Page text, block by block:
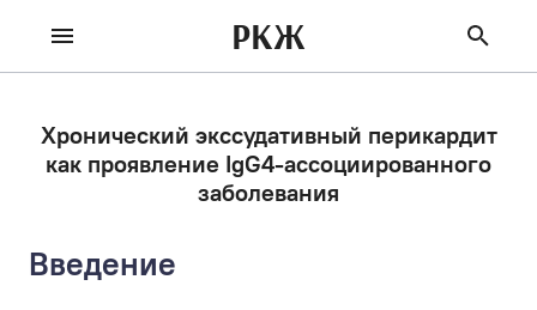
РКЖ
Хронический экссудативный перикардит
как проявление IgG4-ассоциированного
заболевания
Введение